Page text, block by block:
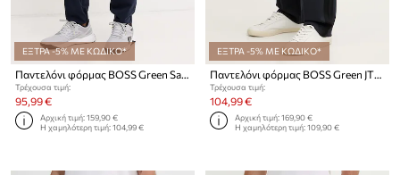
ΕΞΤΡΑ -5% ΜΕ ΚΩΔΙΚΟ*
Παντελόνι φόρμας BOSS Green San Jared-C
Τρέχουσα τιμή:
95,99 €
Αρχική τιμή:159,90 €
Η χαμηλότερη τιμή:104,99 €
ΕΞΤΡΑ -5% ΜΕ ΚΩΔΙΚΟ*
Παντελόνι φόρμας BOSS Green JT_BB BC Lux Hurley
Τρέχουσα τιμή:
104,99 €
Αρχική τιμή:169,90 €
Η χαμηλότερη τιμή:109,90 €